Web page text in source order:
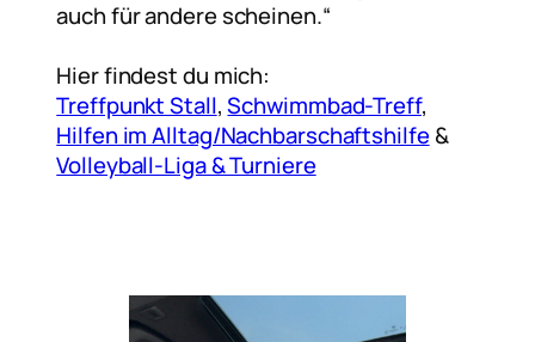
auch für andere scheinen.“
Hier findest du mich:
Treffpunkt Stall,Schwimmbad-Treff,
Hilfen im Alltag/Nachbarschaftshilfe&
Volleyball-Liga & Turniere